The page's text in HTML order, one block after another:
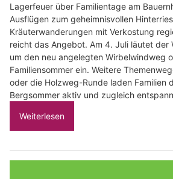
Lagerfeuer über Familientage am
Ausflügen zum geheimnisvollen
Kräuterwanderungen mit Verkostung
reicht das Angebot. Am 4. Juli läutet der
um den neu angelegten Wirbelwindweg
Familiensommer ein. Weitere
oder die Holzweg-Runde laden Familien
Bergsommer aktiv und zugleich
Weiterlesen